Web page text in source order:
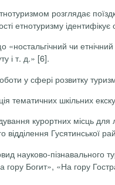
розглядає
етнотуризму ідентифікує
чи
і т. д.» [6].
у сфері розвитку
тематичних шкільних
курортних місць
відділення Гусятинської
науково-пізнавального
Богит», «На гору